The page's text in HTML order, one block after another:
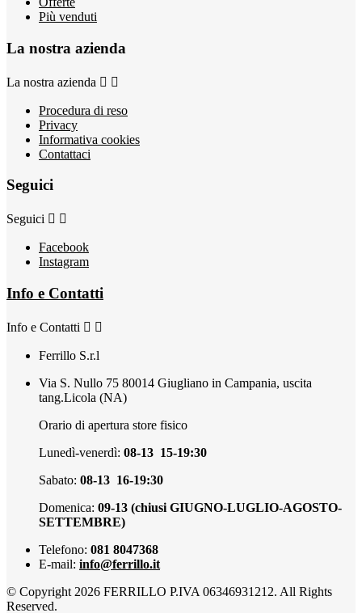
Più venduti
La nostra azienda
La nostra azienda  
Procedura di reso
Privacy
Informativa cookies
Contattaci
Seguici
Seguici  
Facebook
Instagram
Info e Contatti
Info e Contatti  
Ferrillo S.r.l
Via S. Nullo 75 80014 Giugliano in Campania, uscita
tang.Licola (NA)
Orario di apertura store fisico
Lunedì-venerdì: 08-13 15-19:30
Sabato: 08-13 16-19:30
Domenica: 09-13 (chiusi GIUGNO-LUGLIO-AGOSTO-
SETTEMBRE)
Telefono: 081 8047368
E-mail: info@ferrillo.it
© Copyright 2026 FERRILLO P.IVA 06346931212. All Rights
Reserved.